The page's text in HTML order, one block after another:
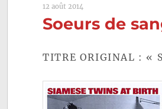
12 août 2014
Soeurs de
TITRE ORIGINAL : «